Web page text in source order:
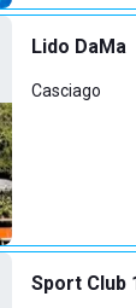
Lido DaMa
Casciago
Sport Club